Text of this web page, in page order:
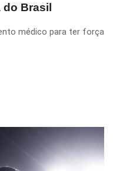
do Brasil
médico para ter força